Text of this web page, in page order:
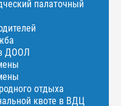
палаточный
ДООЛ
отдыха
квоте в ВДЦ